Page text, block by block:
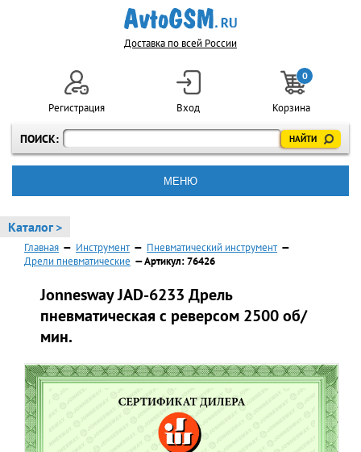
Доставка по всей России
ПОИСК:
Регистрация Вход
0
Корзина
МЕНЮ
Каталог >
Главная — Инструмент — Пневматический инструмент —
Дрели пневматические — Артикул: 76426
Jonnesway JAD-6233 Дрель
пневматическая с реверсом 2500 об/
мин.